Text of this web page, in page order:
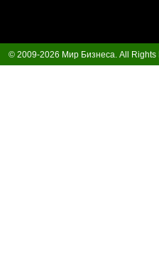
© 2009-2026 Мир Бизнеса. All Rights